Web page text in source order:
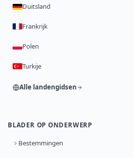
Duitsland
Frankrijk
Polen
Turkije
Alle landengidsen
BLADER OP ONDERWERP
Bestemmingen